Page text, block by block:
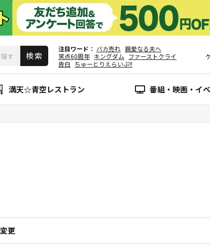
注目ワード バカ売れ 親愛なる夫へ
笑点60周年 キングダム ファーストクライ
告白 ちゅーとりえらいぶ!!
満天☆青空レストラン 番組・映画・イ
更